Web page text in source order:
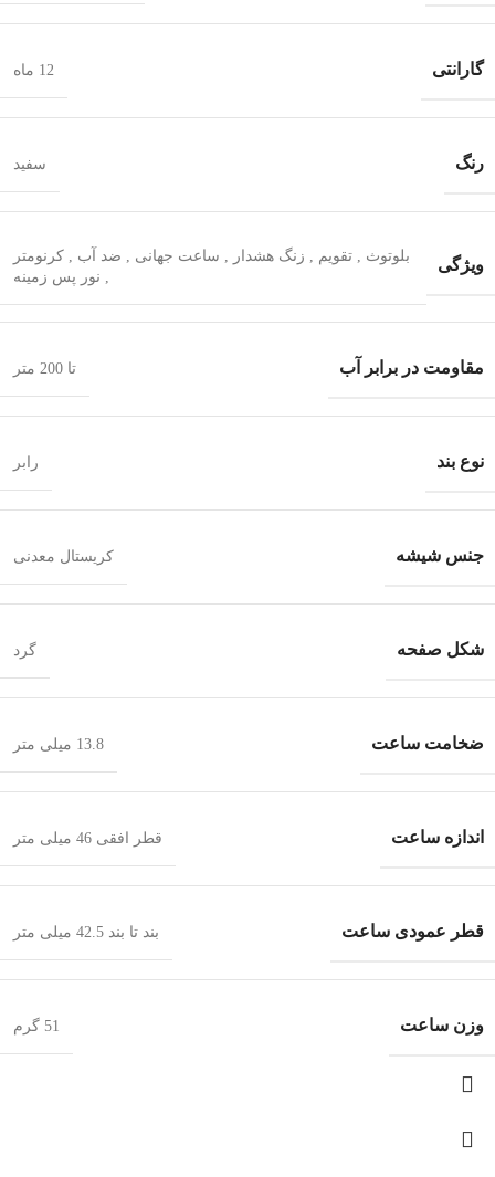
گارانتی 12 ماه
رنگ سفید
ویژگی بلوتوث تقویم زنگ هشدار ساعت جهانی ضد آب
کرنومتر
نور پس زمینه
مقاومت در برابر آب تا 200 متر
نوع بند رابر
جنس شیشه کریستال معدنی
شکل صفحه گرد
ضخامت ساعت 13.8 میلی متر
اندازه ساعت قطر افقی 46 میلی متر
قطر عمودی ساعت بند تا بند 42.5 میلی متر
وزن ساعت 51 گرم